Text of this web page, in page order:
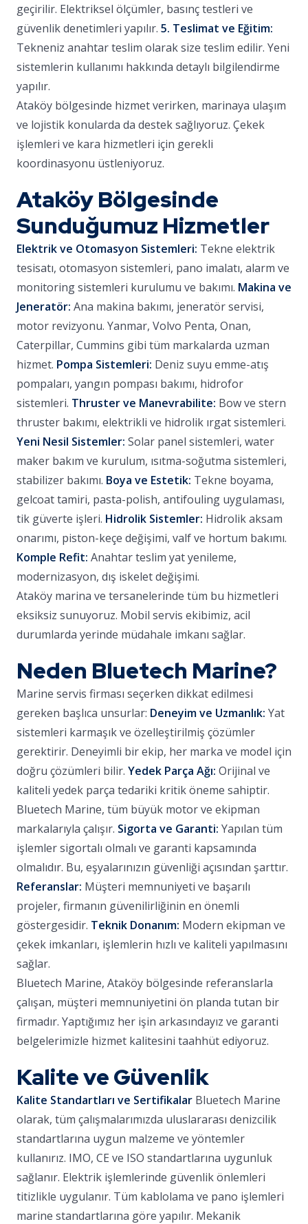
geçirilir. Elektriksel ölçümler, basınç testleri ve
güvenlik denetimleri yapılır. 5. Teslimat ve Eğitim:
Tekneniz anahtar teslim olarak size teslim edilir. Yeni
sistemlerin kullanımı hakkında detaylı bilgilendirme
yapılır.
Ataköy bölgesinde hizmet verirken, marinaya ulaşım
ve lojistik konularda da destek sağlıyoruz. Çekek
işlemleri ve kara hizmetleri için gerekli
koordinasyonu üstleniyoruz.
Ataköy Bölgesinde
Sunduğumuz Hizmetler
Elektrik ve Otomasyon Sistemleri: Tekne elektrik
tesisatı, otomasyon sistemleri, pano imalatı, alarm ve
monitoring sistemleri kurulumu ve bakımı. Makina ve
Jeneratör: Ana makina bakımı, jeneratör servisi,
motor revizyonu. Yanmar, Volvo Penta, Onan,
Caterpillar, Cummins gibi tüm markalarda uzman
hizmet. Pompa Sistemleri: Deniz suyu emme-atış
pompaları, yangın pompası bakımı, hidrofor
sistemleri. Thruster ve Manevrabilite: Bow ve stern
thruster bakımı, elektrikli ve hidrolik ırgat sistemleri.
Yeni Nesil Sistemler: Solar panel sistemleri, water
maker bakım ve kurulum, ısıtma-soğutma sistemleri,
stabilizer bakımı. Boya ve Estetik: Tekne boyama,
gelcoat tamiri, pasta-polish, antifouling uygulaması,
tik güverte işleri. Hidrolik Sistemler: Hidrolik aksam
onarımı, piston-keçe değişimi, valf ve hortum bakımı.
Komple Refit: Anahtar teslim yat yenileme,
modernizasyon, dış iskelet değişimi.
Ataköy marina ve tersanelerinde tüm bu hizmetleri
eksiksiz sunuyoruz. Mobil servis ekibimiz, acil
durumlarda yerinde müdahale imkanı sağlar.
Neden Bluetech Marine?
Marine servis firması seçerken dikkat edilmesi
gereken başlıca unsurlar: Deneyim ve Uzmanlık: Yat
sistemleri karmaşık ve özelleştirilmiş çözümler
gerektirir. Deneyimli bir ekip, her marka ve model için
doğru çözümleri bilir. Yedek Parça Ağı: Orijinal ve
kaliteli yedek parça tedariki kritik öneme sahiptir.
Bluetech Marine, tüm büyük motor ve ekipman
markalarıyla çalışır. Sigorta ve Garanti: Yapılan tüm
işlemler sigortalı olmalı ve garanti kapsamında
olmalıdır. Bu, eşyalarınızın güvenliği açısından şarttır.
Referanslar: Müşteri memnuniyeti ve başarılı
projeler, firmanın güvenilirliğinin en önemli
göstergesidir. Teknik Donanım: Modern ekipman ve
çekek imkanları, işlemlerin hızlı ve kaliteli yapılmasını
sağlar.
Bluetech Marine, Ataköy bölgesinde referanslarla
çalışan, müşteri memnuniyetini ön planda tutan bir
firmadır. Yaptığımız her işin arkasındayız ve garanti
belgelerimizle hizmet kalitesini taahhüt ediyoruz.
Kalite ve Güvenlik
Kalite Standartları ve Sertifikalar Bluetech Marine
olarak, tüm çalışmalarımızda uluslararası denizcilik
standartlarına uygun malzeme ve yöntemler
kullanırız. IMO, CE ve ISO standartlarına uygunluk
sağlanır. Elektrik işlemlerinde güvenlik önlemleri
titizlikle uygulanır. Tüm kablolama ve pano işlemleri
marine standartlarına göre yapılır. Mekanik